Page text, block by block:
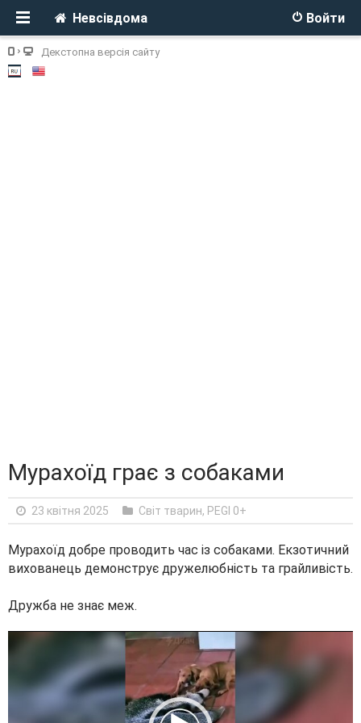
Войти
Невсівдома
Декстопна версія сайту
Мурахоїд грає з собаками
23 квітня 2025 Світ тварин, PEGI 0+
Мурахоїд добре проводить час із собаками. Екзотичний
вихованець демонструє дружелюбність та грайливість.
Дружба не знає меж.
e